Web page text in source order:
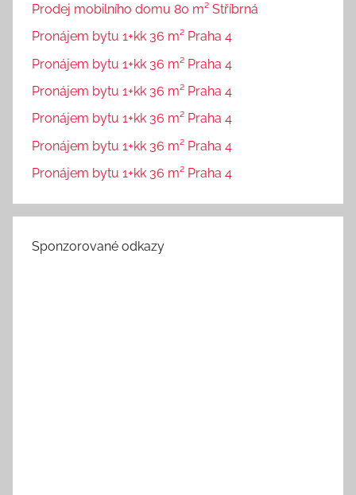
Prodej mobilního domu 80 m² Stříbrná
Pronájem bytu 1+kk 36 m² Praha 4
Pronájem bytu 1+kk 36 m² Praha 4
Pronájem bytu 1+kk 36 m² Praha 4
Pronájem bytu 1+kk 36 m² Praha 4
Pronájem bytu 1+kk 36 m² Praha 4
Pronájem bytu 1+kk 36 m² Praha 4
Sponzorované odkazy